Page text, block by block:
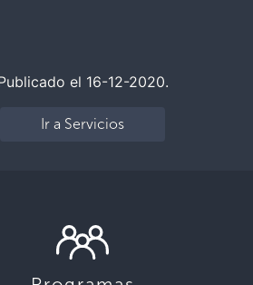
el 16-12-2020.
Ir a Servicios